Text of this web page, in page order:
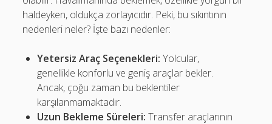
haldeyken, oldukça zorlayıcıdır. Peki, bu sıkıntının
nedenleri neler? İşte bazı nedenler:
Yetersiz Araç Seçenekleri: Yolcular,
genellikle konforlu ve geniş araçlar bekler.
Ancak, çoğu zaman bu beklentiler
karşılanmamaktadır.
Uzun Bekleme Süreleri: Transfer araçlarının